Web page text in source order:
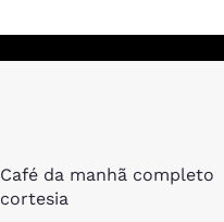
Café da manhã completo
cortesia